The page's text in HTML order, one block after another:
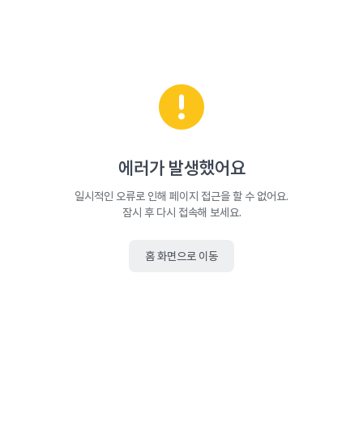
에러가 발생했어요
일시적인 오류로 인해 페이지 접근을 할 수 없어요.
잠시 후 다시 접속해 보세요.
홈 화면으로 이동